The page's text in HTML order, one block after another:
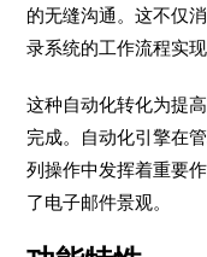
的无缝沟通。这不仅
录系统的工作流程实
这种自动化转化为提
完成。自动化引擎在
列操作中发挥着重要
了电子邮件景观。